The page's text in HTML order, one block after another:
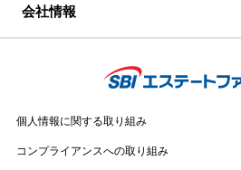
会社情報
個人情報に関する取り組み
コンプライアンスへの取り組み